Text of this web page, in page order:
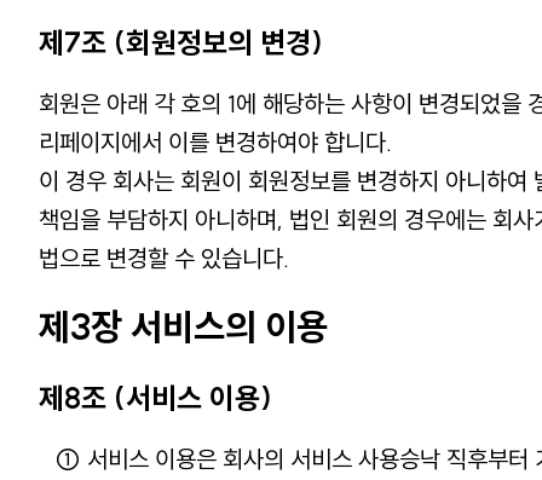
제7조 (회원정보의 변경)
회원은 아래 각 호의 1에 해당하는 사항이 변경되었을
리페이지에서 이를 변경하여야 합니다.
이 경우 회사는 회원이 회원정보를 변경하지 아니하여
책임을 부담하지 아니하며, 법인 회원의 경우에는 회
법으로 변경할 수 있습니다.
제3장 서비스의 이용
제8조 (서비스 이용)
서비스 이용은 회사의 서비스 사용승낙 직후부터